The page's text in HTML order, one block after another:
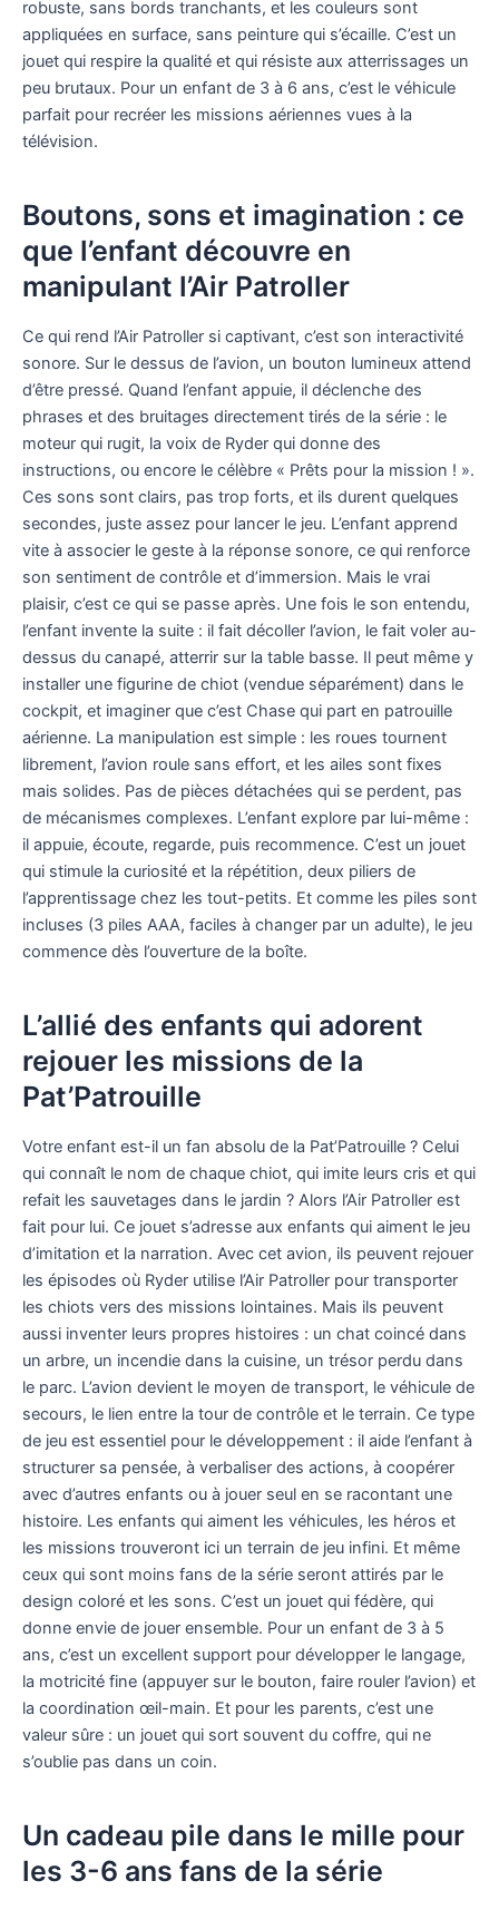
robuste, sans bords tranchants, et les couleurs sont
appliquées en surface, sans peinture qui s’écaille. C’est un
jouet qui respire la qualité et qui résiste aux atterrissages un
peu brutaux. Pour un enfant de 3 à 6 ans, c’est le véhicule
parfait pour recréer les missions aériennes vues à la
télévision.
Boutons, sons et imagination : ce
que l’enfant découvre en
manipulant l’Air Patroller
Ce qui rend l’Air Patroller si captivant, c’est son interactivité
sonore. Sur le dessus de l’avion, un bouton lumineux attend
d’être pressé. Quand l’enfant appuie, il déclenche des
phrases et des bruitages directement tirés de la série : le
moteur qui rugit, la voix de Ryder qui donne des
instructions, ou encore le célèbre « Prêts pour la mission ! ».
Ces sons sont clairs, pas trop forts, et ils durent quelques
secondes, juste assez pour lancer le jeu. L’enfant apprend
vite à associer le geste à la réponse sonore, ce qui renforce
son sentiment de contrôle et d’immersion. Mais le vrai
plaisir, c’est ce qui se passe après. Une fois le son entendu,
l’enfant invente la suite : il fait décoller l’avion, le fait voler au-
dessus du canapé, atterrir sur la table basse. Il peut même y
installer une figurine de chiot (vendue séparément) dans le
cockpit, et imaginer que c’est Chase qui part en patrouille
aérienne. La manipulation est simple : les roues tournent
librement, l’avion roule sans effort, et les ailes sont fixes
mais solides. Pas de pièces détachées qui se perdent, pas
de mécanismes complexes. L’enfant explore par lui-même :
il appuie, écoute, regarde, puis recommence. C’est un jouet
qui stimule la curiosité et la répétition, deux piliers de
l’apprentissage chez les tout-petits. Et comme les piles sont
incluses (3 piles AAA, faciles à changer par un adulte), le jeu
commence dès l’ouverture de la boîte.
L’allié des enfants qui adorent
rejouer les missions de la
Pat’Patrouille
Votre enfant est-il un fan absolu de la Pat’Patrouille ? Celui
qui connaît le nom de chaque chiot, qui imite leurs cris et qui
refait les sauvetages dans le jardin ? Alors l’Air Patroller est
fait pour lui. Ce jouet s’adresse aux enfants qui aiment le jeu
d’imitation et la narration. Avec cet avion, ils peuvent rejouer
les épisodes où Ryder utilise l’Air Patroller pour transporter
les chiots vers des missions lointaines. Mais ils peuvent
aussi inventer leurs propres histoires : un chat coincé dans
un arbre, un incendie dans la cuisine, un trésor perdu dans
le parc. L’avion devient le moyen de transport, le véhicule de
secours, le lien entre la tour de contrôle et le terrain. Ce type
de jeu est essentiel pour le développement : il aide l’enfant à
structurer sa pensée, à verbaliser des actions, à coopérer
avec d’autres enfants ou à jouer seul en se racontant une
histoire. Les enfants qui aiment les véhicules, les héros et
les missions trouveront ici un terrain de jeu infini. Et même
ceux qui sont moins fans de la série seront attirés par le
design coloré et les sons. C’est un jouet qui fédère, qui
donne envie de jouer ensemble. Pour un enfant de 3 à 5
ans, c’est un excellent support pour développer le langage,
la motricité fine (appuyer sur le bouton, faire rouler l’avion) et
la coordination œil-main. Et pour les parents, c’est une
valeur sûre : un jouet qui sort souvent du coffre, qui ne
s’oublie pas dans un coin.
Un cadeau pile dans le mille pour
les 3-6 ans fans de la série